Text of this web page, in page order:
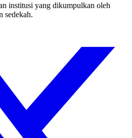
institusi yang dikumpulkan oleh
sedekah.